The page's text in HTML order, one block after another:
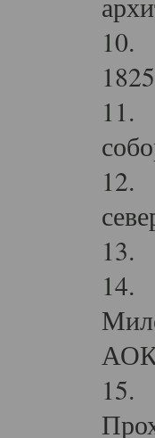
10.
11.
12.
13.
14.
15.